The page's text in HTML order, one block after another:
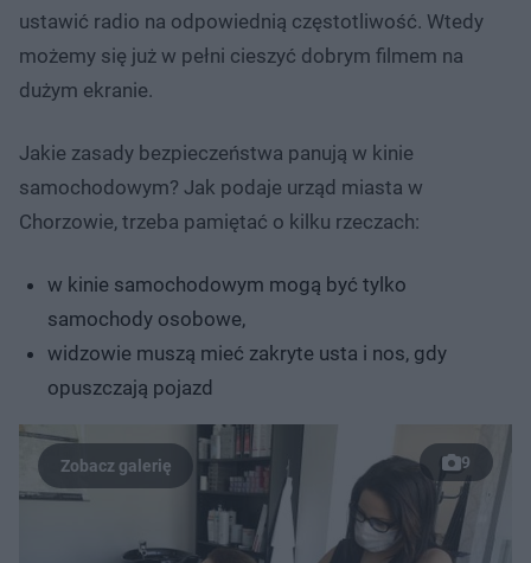
ustawić radio na odpowiednią częstotliwość. Wtedy
możemy się już w pełni cieszyć dobrym filmem na
dużym ekranie.
Jakie zasady bezpieczeństwa panują w kinie
samochodowym? Jak podaje urząd miasta w
Chorzowie, trzeba pamiętać o kilku rzeczach:
w kinie samochodowym mogą być tylko
samochody osobowe,
widzowie muszą mieć zakryte usta i nos, gdy
opuszczają pojazd
9